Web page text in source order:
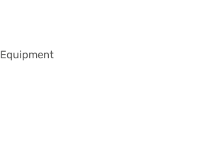
Equipment